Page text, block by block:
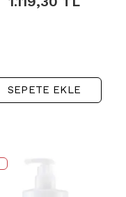
SEPETE EKLE